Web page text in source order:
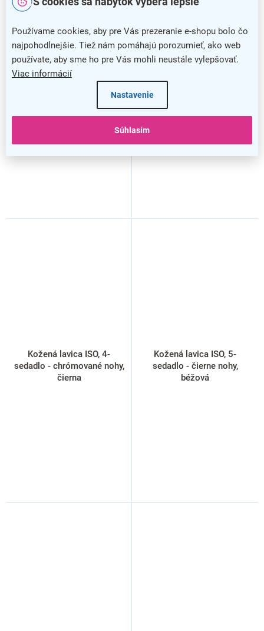
Používame cookies, aby pre Vás prezeranie e-shopu bolo čo
najpohodlnejšie. Tiež nám pomáhajú porozumieť, ako web
používate, aby sme ho pre Vás mohli neustále vylepšovať.
Viac informácií
Nastavenie
Súhlasím
Kožená lavica ISO, 4-
sedadlo - čierne nohy, čierna
sedadlo - chrómované nohy,
Kožená lavica ISO, 4-
sedadlo - chrómované nohy,
čierna
Kožená lavica ISO, 5-
sedadlo - čierne nohy,
béžová